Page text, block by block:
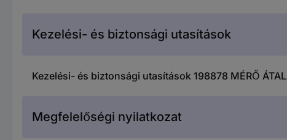
Kezelési- és biztonsági utasítások
Kezelési- és biztonsági utasítások 198878 MÉRŐ
Megfelelőségi nyilatkozat